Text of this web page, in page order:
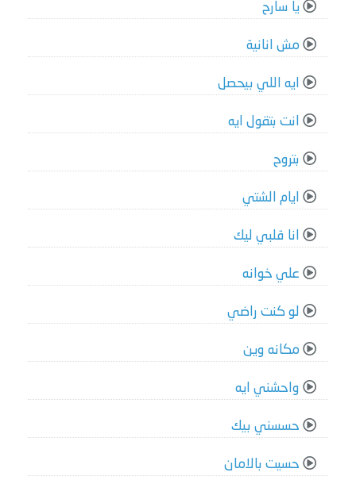
يا سارح
مش انانية
ايه اللي بيحصل
انت بتقول ايه
بتروح
ايام الشتي
انا قلبي ليك
علي خوانه
لو كنت راضي
مكانه وين
واحشني ايه
حسسني بيك
حسيت بالامان